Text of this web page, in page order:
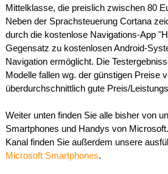
Mittelklasse, die preislich zwischen 80
Neben der Sprachsteuerung Cortana
durch die kostenlose Navigations-App
Gegensatz zu kostenlosen Android-
Navigation ermöglicht. Die
Modelle fallen wg. der günstigen Preise
überdurchschnittlich gute Preis/
Weiter unten finden Sie alle bisher von
Smartphones und Handys von
Kanal finden Sie außerdem unsere
Microsoft Smartphones.